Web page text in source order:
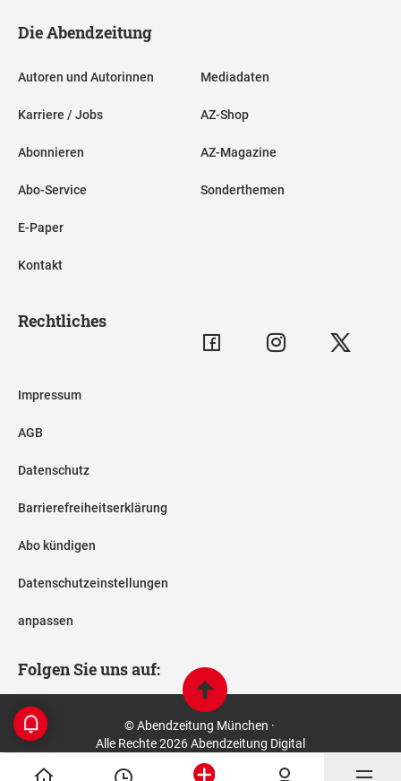
Die Abendzeitung
Autoren und Autorinnen
Karriere / Jobs
Abonnieren
Abo-Service
E-Paper
Kontakt
Mediadaten
AZ-Shop
AZ-Magazine
Sonderthemen
Rechtliches
Impressum
AGB
Datenschutz
Barrierefreiheitserklärung
Abo kündigen
Datenschutzeinstellungen
anpassen
Folgen Sie uns auf:
© Abendzeitung München ·
Alle Rechte 2026 Abendzeitung Digital